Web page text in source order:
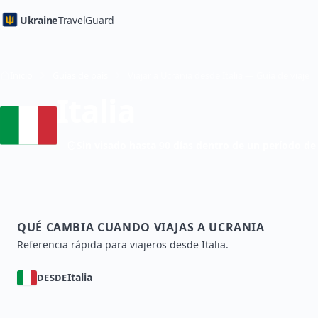
UkraineTravelGuard
QUÉ CAMBIA CUANDO VIAJAS A UCRANIA
Referencia rápida para viajeros desde Italia.
DESDEItalia